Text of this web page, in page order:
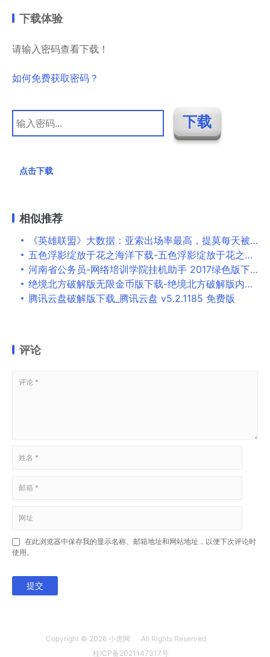
下载体验
请输入密码查看下载！
如何免费获取密码？
点击下载
相似推荐
《英雄联盟》大数据：亚索出场率最高，提莫每天被杀 100 多万次
五色浮影绽放于花之海洋下载-五色浮影绽放于花之海洋中文版下载
河南省公务员-网络培训学院挂机助手 2017绿色版下载
绝境北方破解版无限金币版下载-绝境北方破解版内置菜单版下载v2.00.18
腾讯云盘破解版下载_腾讯云盘 v5.2.1185 免费版
评论
在此浏览器中保存我的显示名称、邮箱地址和网站地址，以便下次评论时
使用。
提交
Copyright © 2026 小虎网
All Rights Reserved
桂ICP备2021147317号